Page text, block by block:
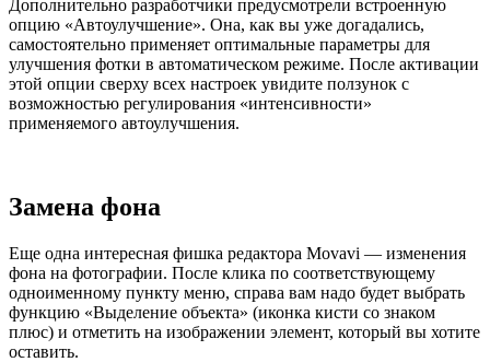
Дополнительно разработчики предусмотрели встроенную
опцию «Автоулучшение». Она, как вы уже догадались,
самостоятельно применяет оптимальные параметры для
улучшения фотки в автоматическом режиме. После активации
этой опции сверху всех настроек увидите ползунок с
возможностью регулирования «интенсивности»
применяемого автоулучшения.
Замена фона
Еще одна интересная фишка редактора Movavi — изменения
фона на фотографии. После клика по соответствующему
одноименному пункту меню, справа вам надо будет выбрать
функцию «Выделение объекта» (иконка кисти со знаком
плюс) и отметить на изображении элемент, который вы хотите
оставить.